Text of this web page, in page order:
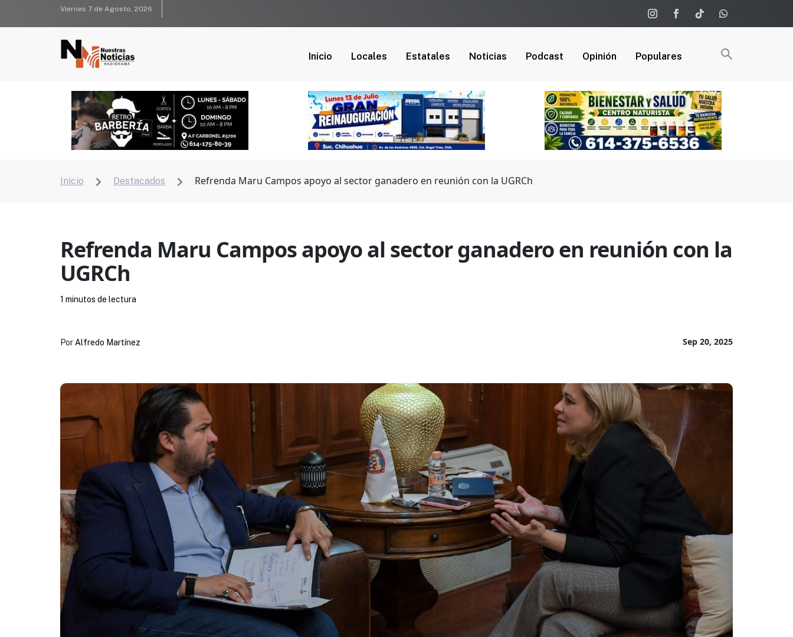
Viernes 7 de Agosto, 2026
Inicio Locales Estatales Noticias Podcast Opinión Populares
Inicio  Destacados  Refrenda Maru Campos apoyo al sector ganadero en reunión con la UGRCh
Refrenda Maru Campos apoyo al sector ganadero en reunión con la
UGRCh
Sep 20, 2025
Por Alfredo Martínez
1 minutos de lectura